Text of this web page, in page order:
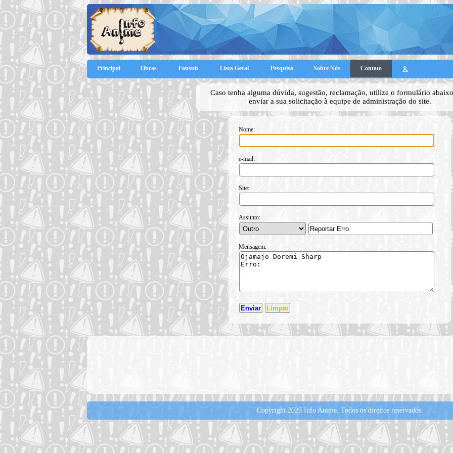
Principal Obras Fansub Lista Geral Pesquisa Sobre Nós Contato
Caso tenha alguma dúvida, sugestão, reclamação, utilize o formulário
enviar a sua solicitação à equipe de administração do site.
Nome:
e-mail:
Site:
Assunto:
Mensagem:
Copyright 2026 Info Anime. Todos os direitos reservados.